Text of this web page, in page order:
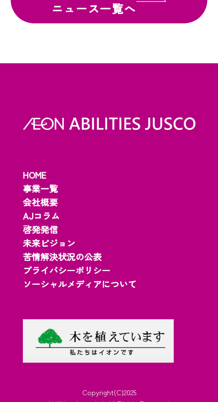
ニュース一覧へ
HOME
事業一覧
会社概要
AJコラム
啓発発信
未来ビジョン
苦情解決状況の公表
プライバシーポリシー
ソーシャルメディアについて
Copyright(C)2025